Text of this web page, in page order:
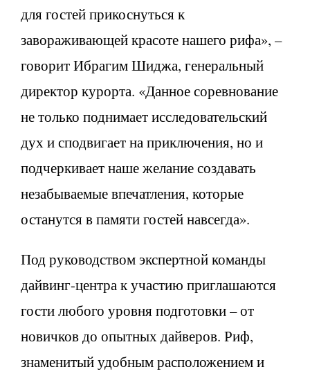
для гостей прикоснуться к
завораживающей красоте нашего рифа», –
говорит Ибрагим Шиджа, генеральный
директор курорта. «Данное соревнование
не только поднимает исследовательский
дух и сподвигает на приключения, но и
подчеркивает наше желание создавать
незабываемые впечатления, которые
останутся в памяти гостей навсегда».
Под руководством экспертной команды
дайвинг-центра к участию приглашаются
гости любого уровня подготовки – от
новичков до опытных дайверов. Риф,
знаменитый удобным расположением и